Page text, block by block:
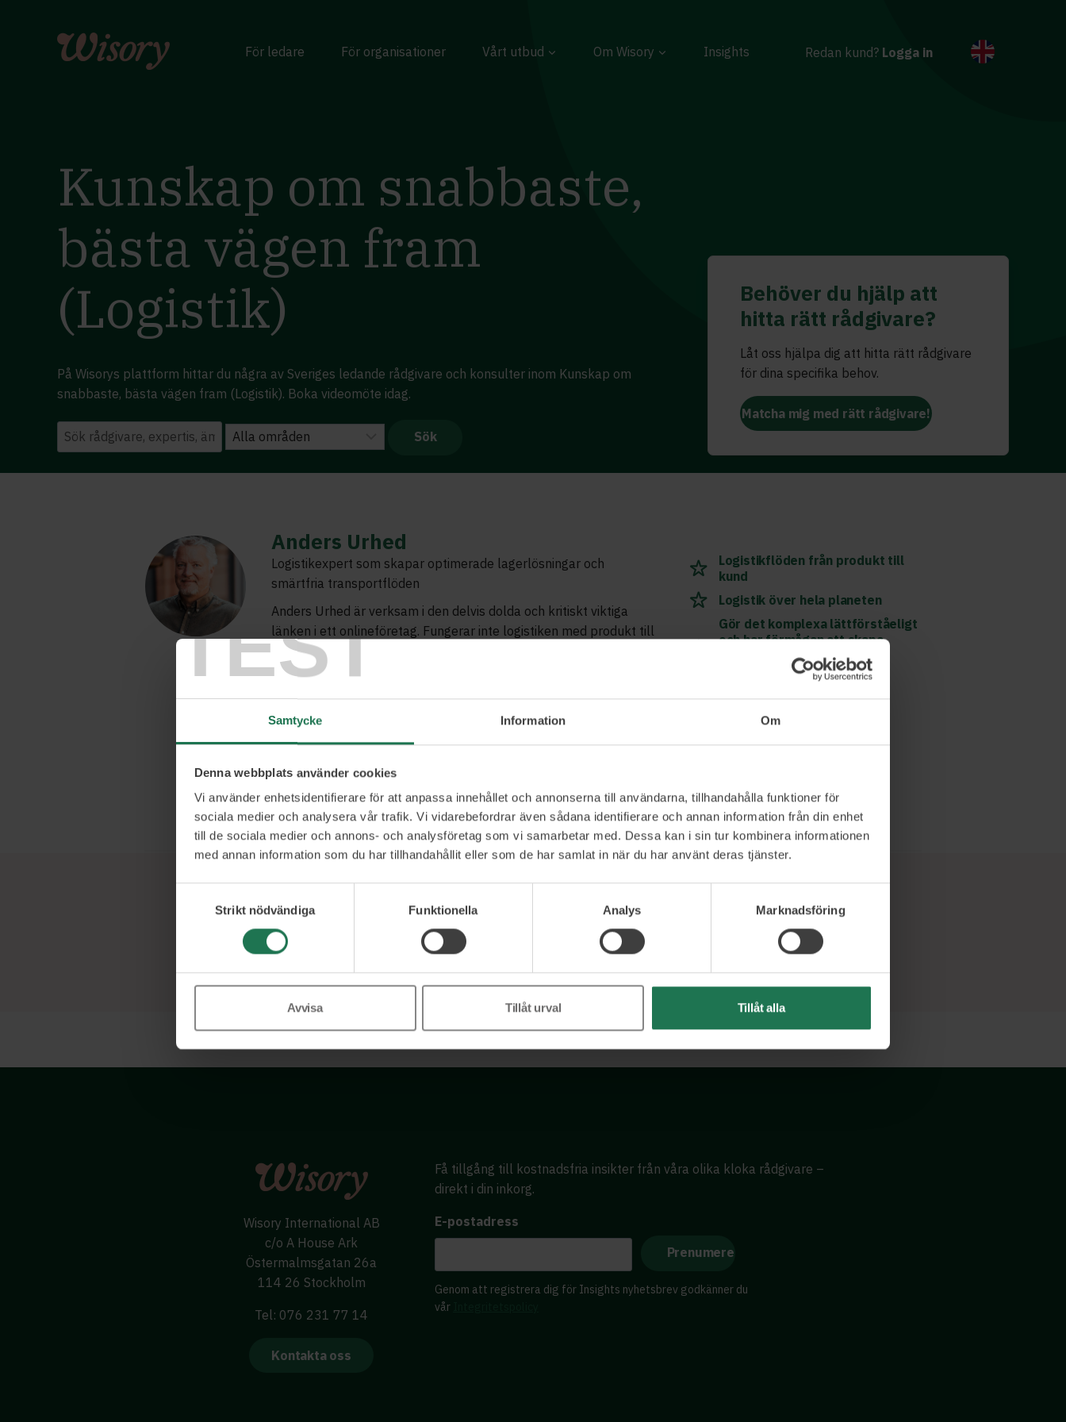
TEST
Samtycke Information Om
Denna webbplats använder cookies
Vi använder enhetsidentifierare för att anpassa innehållet och annonserna till användarna, tillhandahålla funktioner för
sociala medier och analysera vår trafik. Vi vidarebefordrar även sådana identifierare och annan information från din enhet
till de sociala medier och annons- och analysföretag som vi samarbetar med. Dessa kan i sin tur kombinera informationen
med annan information som du har tillhandahållit eller som de har samlat in när du har använt deras tjänster.
Strikt nödvändiga
Funktionella Analys Marknadsföring
Avvisa Tillåt urval Tillåt alla
För ledare För organisationer Vårt utbud Om Wisory Insights Redan kund? Logga in
Kunskap om snabbaste,
bästa vägen fram
(Logistik)
På Wisorys plattform hittar du några av Sveriges ledande rådgivare och konsulter inom Kunskap om
snabbaste, bästa vägen fram (Logistik). Boka videomöte idag.
Behöver du hjälp att
hitta rätt rådgivare?
Låt oss hjälpa dig att hitta rätt rådgivare
för dina specifika behov.
Matcha mig med rätt rådgivare!
Anders Urhed
Logistikexpert som skapar optimerade lagerlösningar och
smärtfria transportflöden
Anders Urhed är verksam i den delvis dolda och kritiskt viktiga
länken i ett onlineföretag. Fungerar inte logistiken med produkt till
kund påverkar det försäljningsresultatet ödesdigert. Med 30 års
erfarenhet och ett brinnande intresse för logistik har Anders i ett
kunderna. Logistik är mycket mer än transport och den viktigaste
faktorn är alltid IT, beskriver Anders som hjälper företag att växa,
leverera och därmed prestera. Anders kommer garanterat utmana
dig med fler alternativ än du trodde var möjligt – ’hur kreativ får
jag vara, är Anders fråga till dig!’
Logistikflöden från produkt till
kund
Logistik över hela planeten
Gör det komplexa lättförståeligt
och har förmågan att skapa
framgångsrika samarbeten
mellan globala team
Läs mer och boka
Ett urval av våra kunder
Wisory International AB
c/o A House Ark
Östermalmsgatan 26a
114 26 Stockholm
Tel: 076 231 77 14
Kontakta oss
Få tillgång till kostnadsfria insikter från våra olika kloka rådgivare –
direkt i din inkorg.
E-postadress
Genom att registrera dig för Insights nyhetsbrev godkänner du
vår